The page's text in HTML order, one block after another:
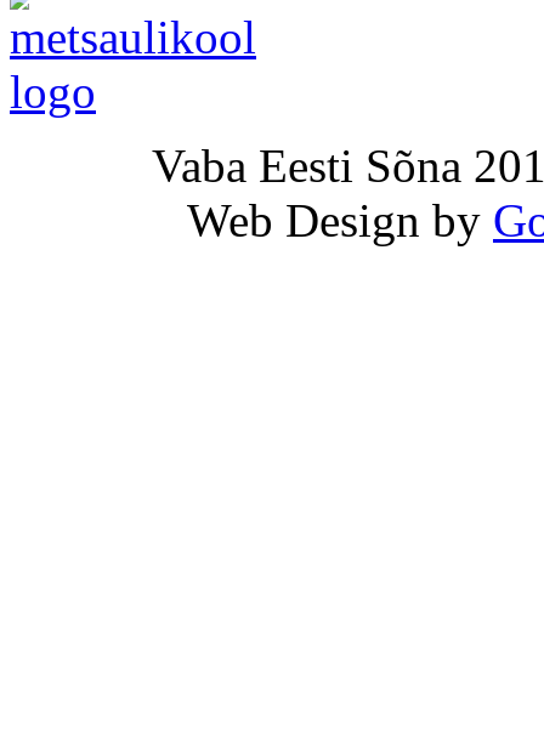
Vaba Eesti Sõna
Web Design by